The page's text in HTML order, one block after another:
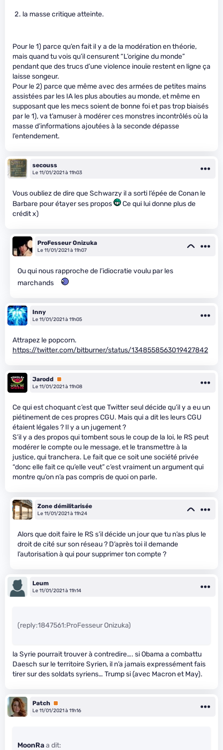
la masse critique atteinte.
Pour le 1) parce qu’en fait il y a de la modération en théorie,
mais quand tu vois qu’il censurent “L’origine du monde”
pendant que des trucs d’une violence inouïe restent en ligne ça
laisse songeur.
Pour le 2) parce que même avec des armées de petites mains
assistées par les IA les plus abouties au monde, et même en
supposant que les mecs soient de bonne foi et pas trop biaisés
par le 1), va t’amuser à modérer ces monstres incontrôlés où la
masse d’informations ajoutées à la seconde dépasse
l’entendement.
secouss
Le 11/01/2021 à 11h03
Vous oubliez de dire que Schwarzy il a sorti l’épée de Conan le
Barbare pour étayer ses propos
Ce qui lui donne plus de
crédit x)
ProFesseur Onizuka
Le 11/01/2021 à 11h07
Ou qui nous rapproche de l’idiocratie voulu par les
marchands
Inny
Le 11/01/2021 à 11h05
Attrapez le popcorn.
https://twitter.com/bitburner/status/1348558563019427842
Jarodd
Premium
Le 11/01/2021 à 11h08
Ce qui est choquant c’est que Twitter seul décide qu’il y a eu un
piétinement de ces propres CGU. Mais qui a dit les leurs CGU
étaient légales ? Il y a un jugement ?
S’il y a des propos qui tombent sous le coup de la loi, le RS peut
modérer le compte ou le message, et le transmettre à la
justice, qui tranchera. Le fait que ce soit une société privée
“donc elle fait ce qu’elle veut” c’est vraiment un argument qui
montre qu’on n’a pas compris de quoi on parle.
Zone démilitarisée
Le 11/01/2021 à 11h24
Alors que doit faire le RS s’il décide un jour que tu n’as plus le
droit de cité sur son réseau ? D’après toi il demande
l’autorisation à qui pour supprimer ton compte ?
Leum
Le 11/01/2021 à 11h14
(reply:1847561:ProFesseur Onizuka)
la Syrie pourrait trouver à contredire…. si Obama a combattu
Daesch sur le territoire Syrien, il n’a jamais expressément fais
tirer sur des soldats syriens… Trump si (avec Macron et May).
Patch Premium
Le 11/01/2021 à 11h16
MoonRaa dit: